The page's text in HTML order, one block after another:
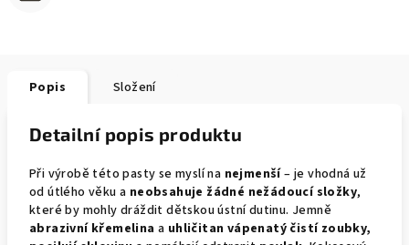
Popis Složení
Detailní popis produktu
Při výrobě této pasty se myslí na nejmenší– je vhodná už
od útlého věku a neobsahuje žádné nežádoucí složky,
které by mohly dráždit dětskou ústní dutinu. Jemně
abrazivní křemelina a uhličitan vápenatý čistí zoubky,